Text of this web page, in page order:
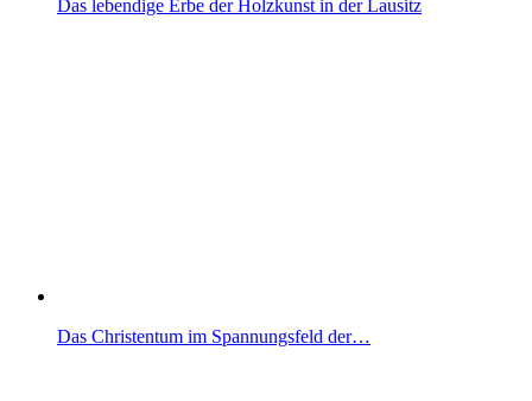
Das lebendige Erbe der Holzkunst in der Lausitz
Das Christentum im Spannungsfeld der…